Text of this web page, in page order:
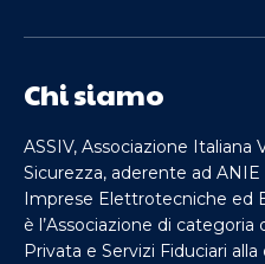
Chi siamo
ASSIV, Associazione Italiana
Sicurezza, aderente ad
Imprese Elettrotecniche ed
è l’Associazione di
Privata e Servizi Fiduciari